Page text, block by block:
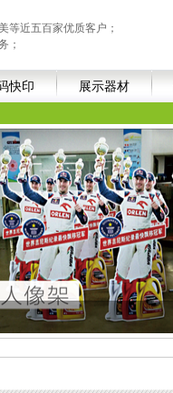
等近五百家优质客户；
；
快印 展示器材